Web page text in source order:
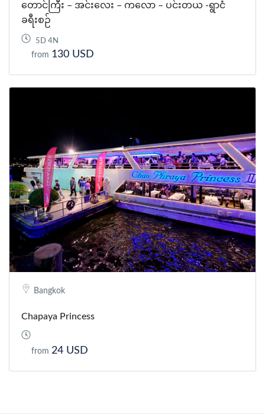
တောင်ကြီး – အင်းလေး – ကလော – ပင်းတယ -ရွာငံ
ခရီးစဉ်
5D 4N
from 130 USD
Bangkok
Chapaya Princess
from 24 USD